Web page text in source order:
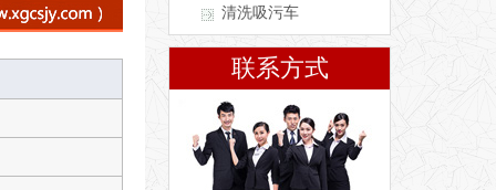
清洗吸污车
联系方式